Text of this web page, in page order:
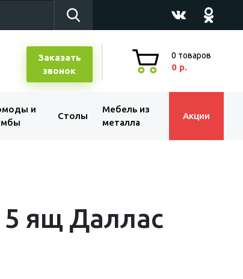
Заказать
звонок
0 товаров
0 р.
и
Столы
Мебель из
металла
Акции
ящ Даллас